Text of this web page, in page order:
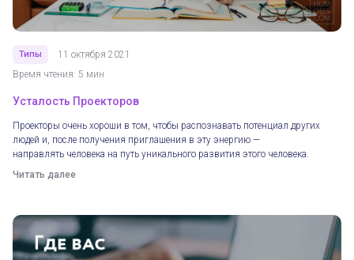
Типы
11 октября 2021
Время чтения: 5 мин
Усталость Проекторов
Проекторы очень хороши в том, чтобы распознавать потенциал других
людей и, после получения приглашения в эту энергию —
направлять человека на путь уникального развития этого человека.
Читать далее